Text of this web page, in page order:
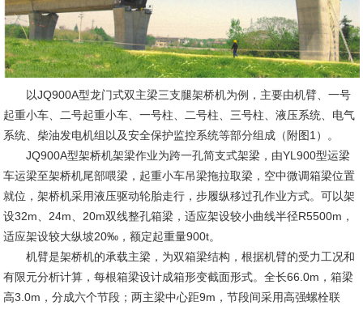
以JQ900A型龙门式双主梁三支腿架桥机为例，主要由机臂、一号
起重小车、二号起重小车、一号柱、二号柱、三号柱、液压系统、电气
系统、柴油发电机组以及安全保护监控系统等部分组成（附图1）。
JQ900A型架桥机架梁作业为跨一孔简支式架梁，由YL900型运梁
车运梁至架桥机尾部喂梁，起重小车吊梁拖拉取梁，空中微调箱梁位置
就位，架桥机采用液压驱动轮胎走行，步履纵移过孔作业方式。可以架
设32m、24m、20m双线整孔箱梁，适应架设较小曲线半径R5500m，
适应架设较大纵坡20‰，额定起重量900t。
机臂是架桥机的承载主梁，为双箱梁结构，根据机臂的受力工况和
有限元分析计算，每根箱梁设计成箱形变截面形式。全长66.0m，箱梁
高3.0m，分成六个节段；两主梁中心距9m，节段间采用高强螺栓联